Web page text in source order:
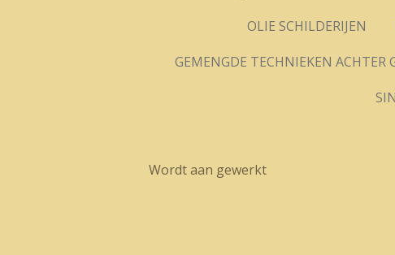
OLIE SCHILDERIJEN
GEMENGDE TECHNIEKEN ACHTER
Wordt aan gewerkt